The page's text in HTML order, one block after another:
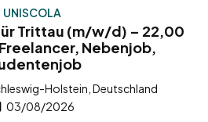
UNISCOLA
Trittau (m/w/d) – 22,00
Nebenjob,
Holstein, Deutschland
03/08/2026